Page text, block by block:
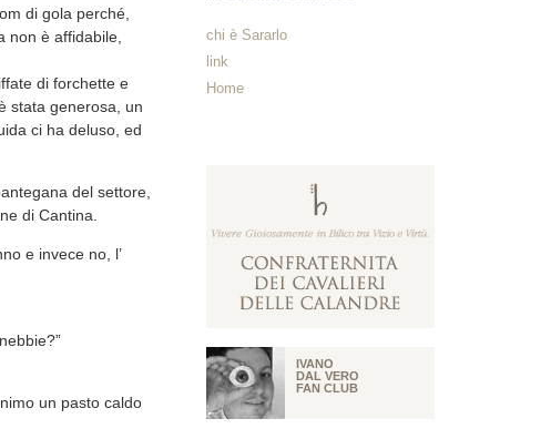
di gola perché,
non è affidabile,
di forchette e
stata generosa, un
ci ha deluso, ed
del settore,
di Cantina.
e invece no, l’
un pasto caldo
chi è Sararlo
link
Home
IVANO
DAL VERO
FAN CLUB